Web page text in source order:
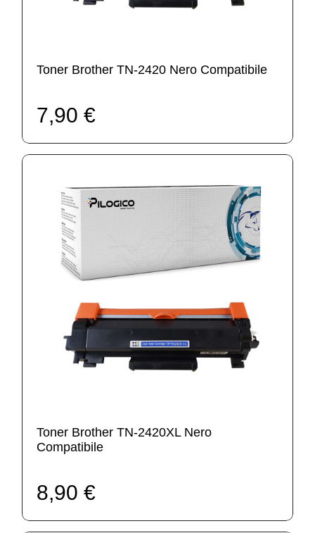
Toner Brother TN-2420 Nero Compatibile
7,90 €
Toner Brother TN-2420XL Nero
Compatibile
8,90 €